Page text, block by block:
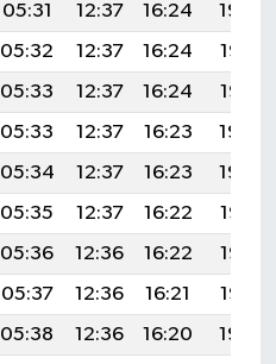
05:31 12:37 16:24
19:34
05:32 12:37 16:24
19:33
05:33 12:37 16:24
19:32
05:33 12:37 16:23
19:30
05:34 12:37 16:23
19:29
05:35 12:37 16:22
19:28
05:36 12:36 16:22
19:27
05:37 12:36 16:21
19:25
05:38 12:36 16:20
19:24